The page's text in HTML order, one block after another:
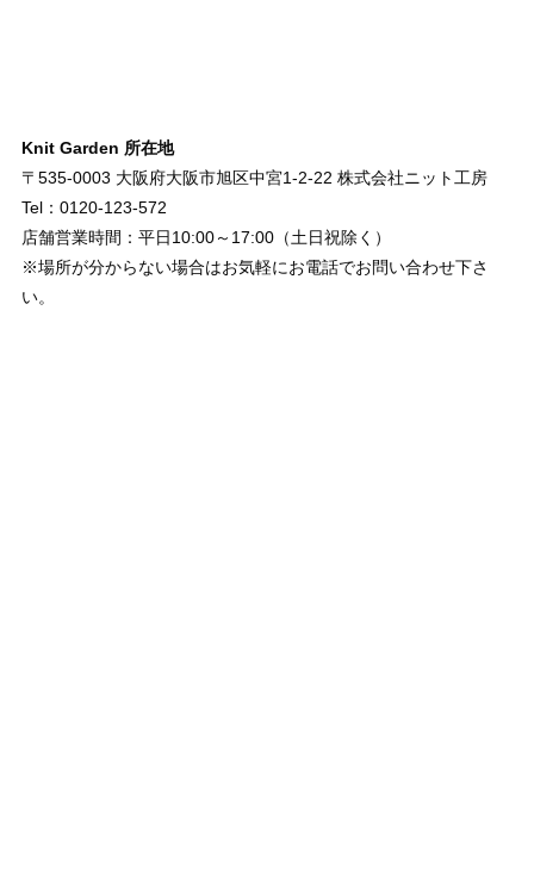
Knit Garden 所在地
〒535-0003 大阪府大阪市旭区中宮1-2-22 株式会社ニット工房
Tel：0120-123-572
店舗営業時間：平日10:00～17:00（土日祝除く）
※場所が分からない場合はお気軽にお電話でお問い合わせ下さ
い。